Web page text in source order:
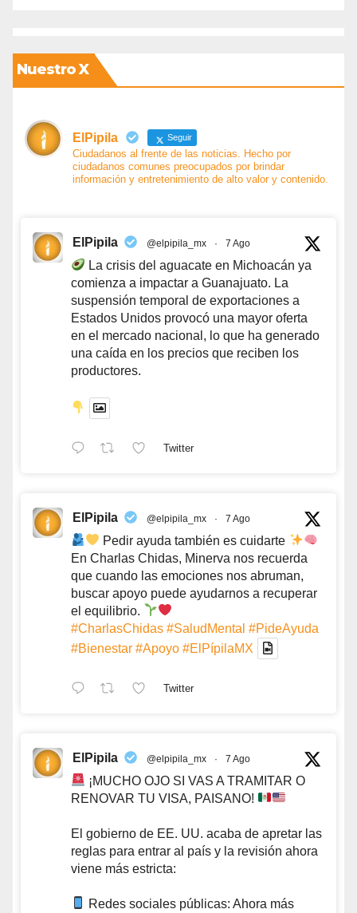
Nuestro X
ElPipila Seguir
Ciudadanos al frente de las noticias. Hecho por
ciudadanos comunes preocupados por brindar
información y entretenimiento de alto valor y contenido.
ElPipila @elpipila_mx · 7 Ago
La crisis del aguacate en Michoacán ya
comienza a impactar a Guanajuato. La
suspensión temporal de exportaciones a
Estados Unidos provocó una mayor oferta
en el mercado nacional, lo que ha generado
una caída en los precios que reciben los
productores.
Twitter
ElPipila @elpipila_mx · 7 Ago
Pedir ayuda también es cuidarte
En Charlas Chidas, Minerva nos recuerda
que cuando las emociones nos abruman,
buscar apoyo puede ayudarnos a recuperar
el equilibrio.
#CharlasChidas #SaludMental #PideAyuda
#Bienestar #Apoyo #ElPípilaMX
Twitter
ElPipila @elpipila_mx · 7 Ago
¡MUCHO OJO SI VAS A TRAMITAR O
RENOVAR TU VISA, PAISANO!
El gobierno de EE. UU. acaba de apretar las
reglas para entrar al país y la revisión ahora
viene más estricta:
Redes sociales públicas: Ahora más